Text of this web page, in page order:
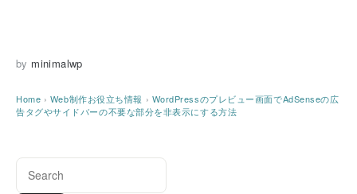
by minimalwp
Home › Web制作お役立ち情報 › WordPressのプレビュー画面でAdSenseの広
告タグやサイドバーの不要な部分を非表示にする方法